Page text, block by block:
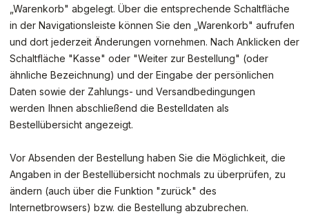
„Warenkorb" abgelegt. Über die entsprechende Schaltfläche
in der Navigationsleiste können Sie den „Warenkorb" aufrufen
und dort jederzeit Änderungen vornehmen. Nach Anklicken der
Schaltfläche "Kasse" oder "Weiter zur Bestellung" (oder
ähnliche Bezeichnung) und der Eingabe der persönlichen
Daten sowie der Zahlungs- und Versandbedingungen
werden Ihnen abschließend die Bestelldaten als
Bestellübersicht angezeigt.
Vor Absenden der Bestellung haben Sie die Möglichkeit, die
Angaben in der Bestellübersicht nochmals zu überprüfen, zu
ändern (auch über die Funktion "zurück" des
Internetbrowsers) bzw. die Bestellung abzubrechen.